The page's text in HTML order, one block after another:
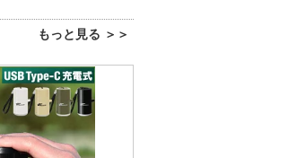
もっと見る ＞＞